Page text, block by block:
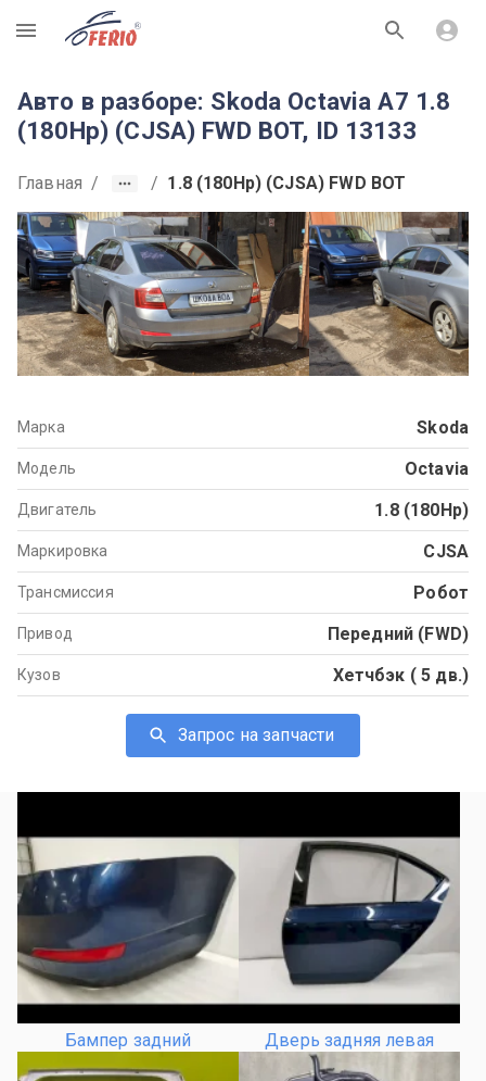
R
Авто в разборе: Skoda Octavia A7 1.8
(180Hp) (CJSA) FWD BOT, ID 13133
Главная / / 1.8 (180Hp) (CJSA) FWD BOT
Марка Skoda
Модель Octavia
Двигатель 1.8 (180Hp)
Маркировка CJSA
Трансмиссия Робот
Привод Передний (FWD)
Кузов Хетчбэк ( 5 дв.)
Запрос на запчасти
Бампер задний Дверь задняя левая